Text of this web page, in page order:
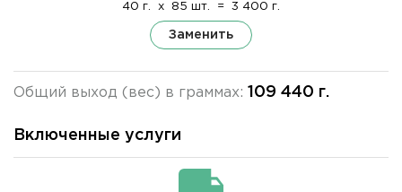
40 г. x 85 шт. = 3 400 г.
Заменить
Общий выход (вес) в граммах: 109 440 г.
Включенные услуги